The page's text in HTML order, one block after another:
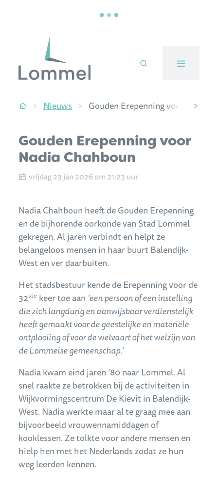
Naar inhoud
Stad Lommel
Startpagina
Nieuws Gouden Erepenning voor Nadia
Gouden Erepenning voor
Nadia Chahboun
Gepubliceerd op
vrijdag 23 jan 2026 om 21:23 uur
Nadia Chahboun heeft de Gouden Erepenning
en de bijhorende oorkonde van Stad Lommel
gekregen. Al jaren verbindt en helpt ze
belangeloos mensen in haar buurt Balendijk-
West en ver daarbuiten.
Het stadsbestuur kende de Erepenning voor de
32ste keer toe aan ‘een persoon of een instelling
die zich langdurig en aanwijsbaar verdienstelijk
heeft gemaakt voor de geestelijke en materiële
ontplooiing of voor de welvaart of het welzijn van
de Lommelse gemeenschap.’
Nadia kwam eind jaren ’80 naar Lommel. Al
snel raakte ze betrokken bij de activiteiten in
Wijkvormingscentrum De Kievit in Balendijk-
West. Nadia werkte maar al te graag mee aan
bijvoorbeeld vrouwennamiddagen of
kooklessen. Ze tolkte voor andere mensen en
hielp hen met het Nederlands zodat ze hun
weg leerden kennen.